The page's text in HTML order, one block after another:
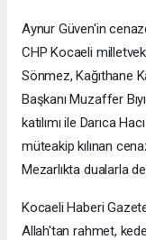
Aynur Güven'in
CHP Kocaeli
Sönmez, Kağıthane
Başkanı Muzaffer
katılımı ile Darıca
müteakip kılınan
Mezarlıkta dualarla
Kocaeli Haberi
Allah'tan rahmet,